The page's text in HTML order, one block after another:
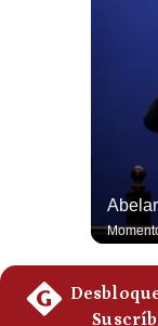
Preguntas